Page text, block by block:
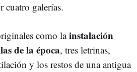
cuatro galerías.
como lainstalación
de la época, tres letrinas,
y los restos de una antigua